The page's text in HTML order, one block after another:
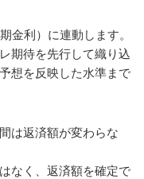
金利）に連動します。
期待を先行して織り込
想を反映した水準まで
は返済額が変わらな
なく、返済額を確定で